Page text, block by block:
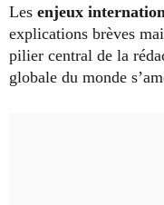
Les enjeux
explications brèves
pilier central de la
globale du monde